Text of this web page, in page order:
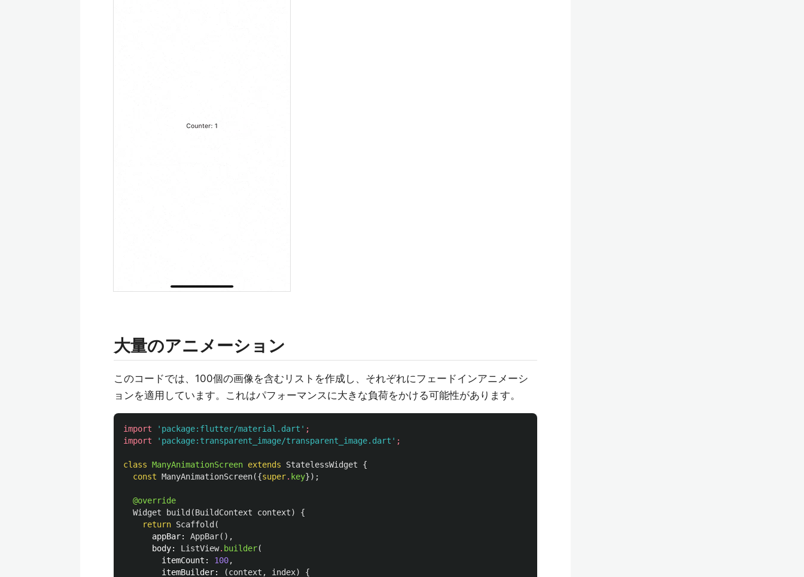
大量のアニメーション
このコードでは、100個の画像を含むリストを作成し、それぞれにフェードインアニメーシ
ョンを適用しています。これはパフォーマンスに大きな負荷をかける可能性があります。
import 'package:flutter/material.dart' ;
import
'package:transparent_image/transparent_image.dart' ;
class ManyAnimationScreen extends StatelessWidget
{
const ManyAnimationScreen({super. key});
@override
Widget
build(BuildContext context)
{
return Scaffold(
appBar:
AppBar(),
body:
ListView. builder(
itemCount:
100,
itemBuilder:
(context , index) {